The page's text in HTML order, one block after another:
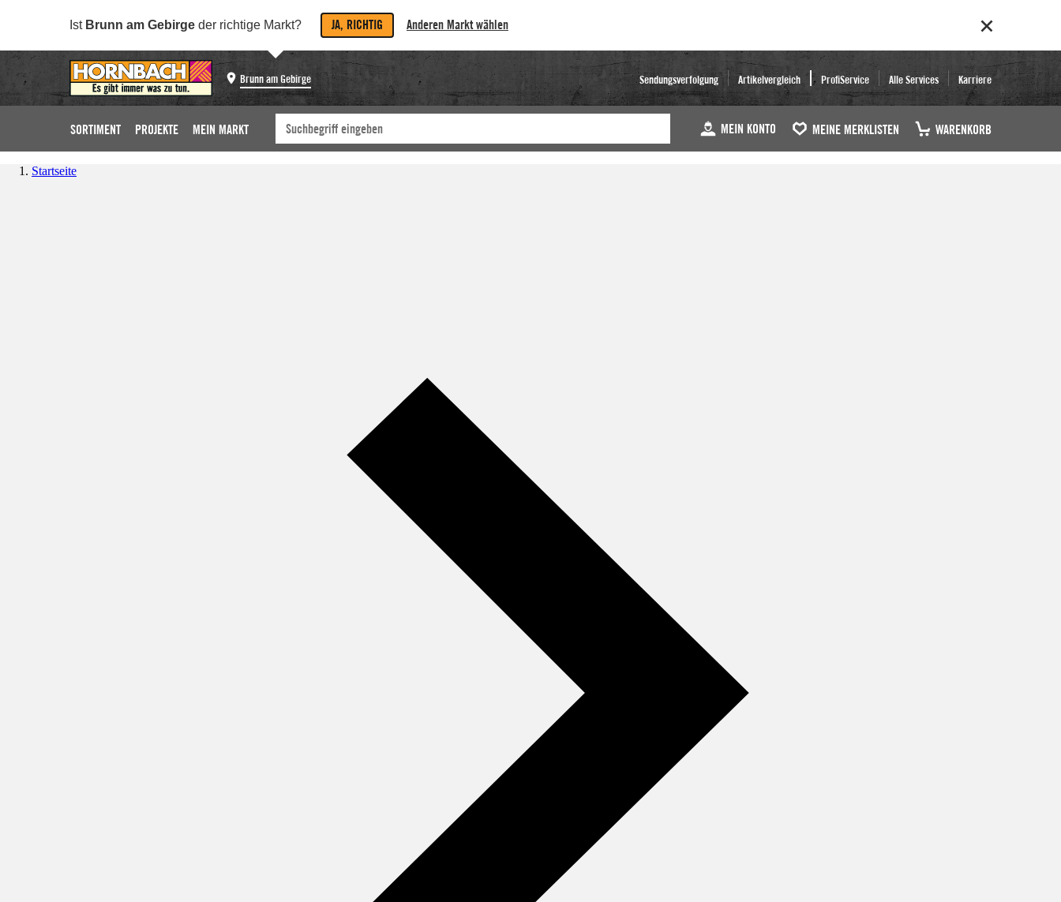
Ist Brunn am Gebirge der richtige Markt? JA, RICHTIG Anderen Markt wählen
Brunn am Gebirge Sendungsverfolgung Artikelvergleich ProfiService Alle Services Karriere
SORTIMENT PROJEKTE MEIN MARKT MEIN KONTO MEINE MERKLISTEN WARENKORB
Startseite